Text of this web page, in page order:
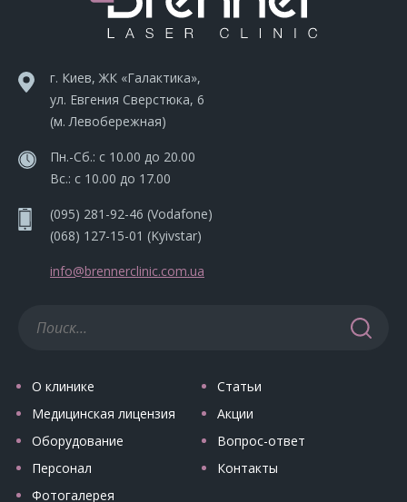
г. Киев, ЖК «Галактика»,
ул. Евгения Сверстюка, 6
(м. Левобережная)
Пн.-Сб.: с 10.00 до 20.00
Вс.: с 10.00 до 17.00
(095) 281-92-46 (Vodafone)
(068) 127-15-01 (Kyivstar)
info@brennerclinic.com.ua
О клинике
Медицинская лицензия
Оборудование
Персонал
Фотогалерея
Статьи
Акции
Вопрос-ответ
Контакты